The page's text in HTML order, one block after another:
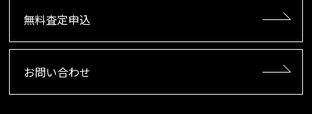
無料査定申込
お問い合わせ